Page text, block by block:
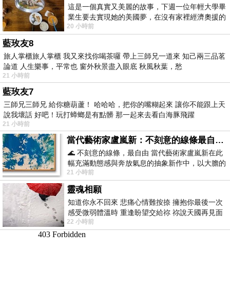
這是一個真實又美麗的故事，下週一位年輕大學畢
業生要去實現她的美國夢，在沒有家裡經濟奧援的
情況下，靠著自我努力工作累積出國基
20 小時前
藍玫友8
旅人掌櫃旅人掌櫃 我又來找你喝茶囉 帶上三師兄一道來 知己兩三品茗
論道 人生樂事，平常也 窗外秋景盡入眼底 秋風秋葉，愁
21 小時前
藍玫友7
三師兄三師兄 給你糖葫蘆！ 哈哈哈，把你的嘴糊起來 讓你不能跟上天
說我壞話 好吧！玩打蟑螂是有點髒 那一起來去看白海豚飛躍
21 小時前
當代藝術家盧嵐新：不刻意的線條最自由，讓色彩流動、筆觸自己說話
🌊 不刻意的線條，最自由 當代藝術家盧嵐新在此
幅充滿動態感與奔放氣息的抽象新作中，以大膽的
藍色顏料在白色畫布上揮灑、壓印與流淌
21 小時前
靈魂相願
知道你永不回來 悲痛心情難按捺 擁抱你最後一次
感受微弱體溫時 重逢盼望交給祢 祢說天國再見面
此刻忍淚說別離 他日靈魂再
22 小時前